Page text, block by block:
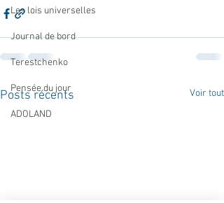
Les lois universelles
Journal de bord
Terestchenko
Pensée du jour
ADOLAND
Posts récents Voir tout